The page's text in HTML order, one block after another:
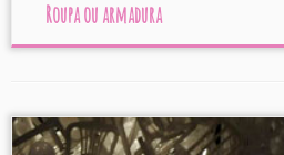
Roupa ou armadura